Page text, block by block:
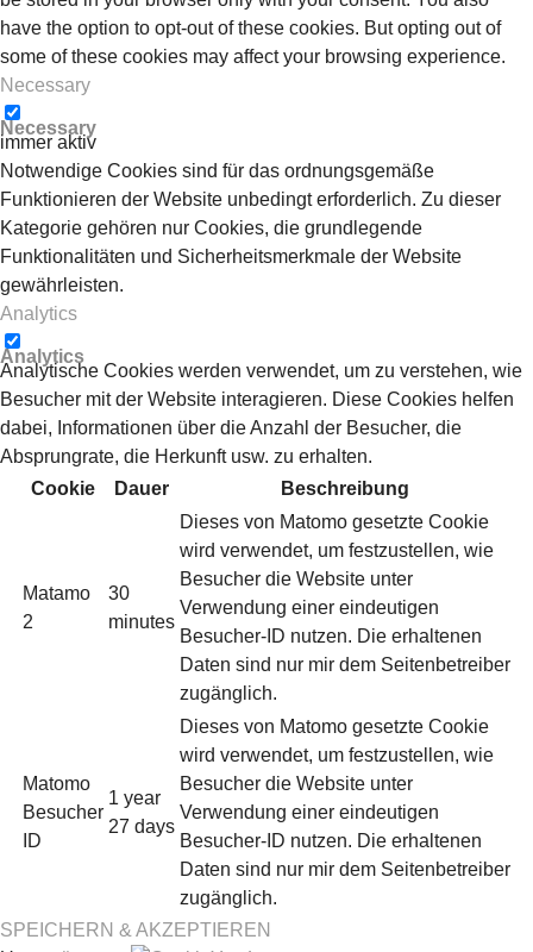
have the option to opt-out of these cookies. But opting out of
some of these cookies may affect your browsing experience.
Necessary
Necessary
immer aktiv
Notwendige Cookies sind für das ordnungsgemäße
Funktionieren der Website unbedingt erforderlich. Zu dieser
Kategorie gehören nur Cookies, die grundlegende
Funktionalitäten und Sicherheitsmerkmale der Website
gewährleisten.
Analytics
Analytics
Analytische Cookies werden verwendet, um zu verstehen, wie
Besucher mit der Website interagieren. Diese Cookies helfen
dabei, Informationen über die Anzahl der Besucher, die
Absprungrate, die Herkunft usw. zu erhalten.
Cookie
Dauer Beschreibung
Matamo
2
30
minutes
Dieses von Matomo gesetzte Cookie
wird verwendet, um festzustellen, wie
Besucher die Website unter
Verwendung einer eindeutigen
Besucher-ID nutzen. Die erhaltenen
Daten sind nur mir dem Seitenbetreiber
zugänglich.
Matomo
Besucher
ID
1 year
27 days
Dieses von Matomo gesetzte Cookie
wird verwendet, um festzustellen, wie
Besucher die Website unter
Verwendung einer eindeutigen
Besucher-ID nutzen. Die erhaltenen
Daten sind nur mir dem Seitenbetreiber
zugänglich.
SPEICHERN & AKZEPTIEREN